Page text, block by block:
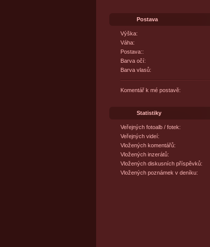
Postava
Výška:
Váha:
Postava::
Barva očí:
Barva vlasů:
Komentář k mé postavě:
Statistiky
Veřejných fotoalb / fotek:
Veřejných videí:
Vložených komentářů:
Vložených inzerátů:
Vložených diskusních příspěvků:
Vložených poznámek v deníku: